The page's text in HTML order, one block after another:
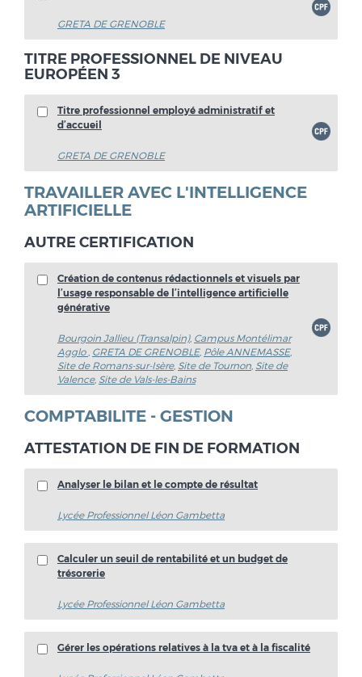
GRETA DE GRENOBLE
TITRE PROFESSIONNEL DE NIVEAU
EUROPÉEN 3
Titre professionnel employé administratif et
d’accueil
GRETA DE GRENOBLE
TRAVAILLER AVEC L'INTELLIGENCE
ARTIFICIELLE
AUTRE CERTIFICATION
Création de contenus rédactionnels et visuels par
l’usage responsable de l’intelligence artificielle
générative
Bourgoin Jallieu (Transalpin), Campus Montélimar
Agglo GRETA DE GRENOBLE, Pôle ANNEMASSE,
Site de Romans-sur-Isère, Site de Tournon Site de
Valence, Site de Vals-les-Bains
COMPTABILITE - GESTION
ATTESTATION DE FIN DE FORMATION
Analyser le bilan et le compte de résultat
Lycée Professionnel Léon Gambetta
Calculer un seuil de rentabilité et un budget de
trésorerie
Lycée Professionnel Léon Gambetta
Gérer les opérations relatives à la tva et à la fiscalité